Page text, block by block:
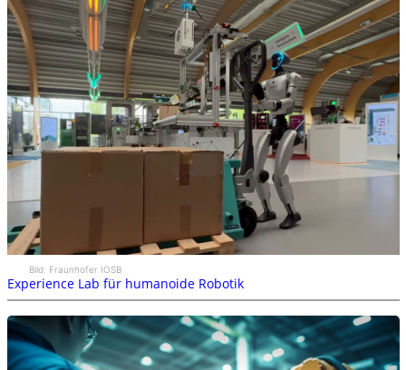
Bild: Fraunhofer IOSB
Experience Lab für humanoide Robotik